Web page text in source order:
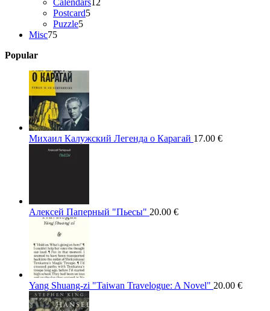
Calendars 12
Postcard55
Puzzle55
Misc7575
Popular
Михаил Калужский Легенда о Карагай 17.00 €
Алексей Паперный "Пьесы" 20.00 €
Yang Shuang-zi "Taiwan Travelogue: A Novel" 20.00 €